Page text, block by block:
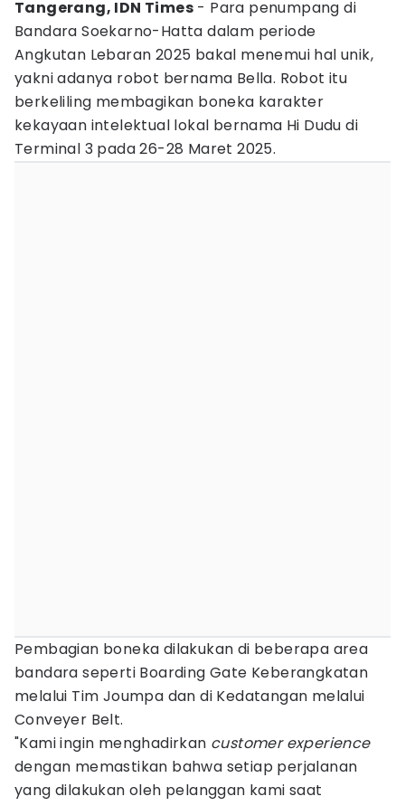
Tangerang, IDN Times - Para penumpang di
Bandara Soekarno-Hatta dalam periode
Angkutan Lebaran 2025 bakal menemui hal unik,
yakni adanya robot bernama Bella. Robot itu
berkeliling membagikan boneka karakter
kekayaan intelektual lokal bernama Hi Dudu di
Terminal 3 pada 26-28 Maret 2025.
Pembagian boneka dilakukan di beberapa area
bandara seperti Boarding Gate Keberangkatan
melalui Tim Joumpa dan di Kedatangan melalui
Conveyer Belt.
"Kami ingin menghadirkan customer experience
dengan memastikan bahwa setiap perjalanan
yang dilakukan oleh pelanggan kami saat